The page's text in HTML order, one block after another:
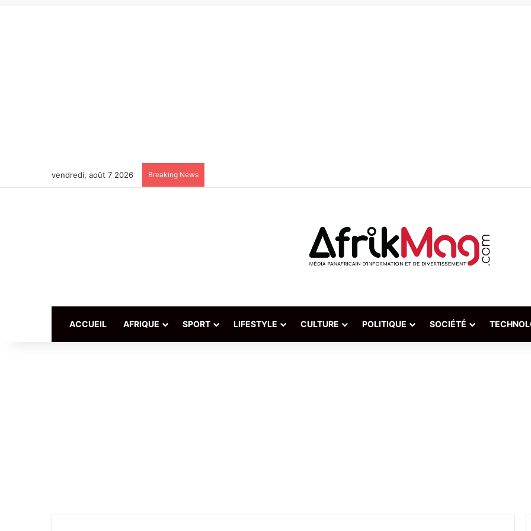
vendredi, août 7 2026 Breaking News
ACCUEIL AFRIQUE SPORT LIFESTYLE CULTURE POLITIQUE SOCIÉTÉ